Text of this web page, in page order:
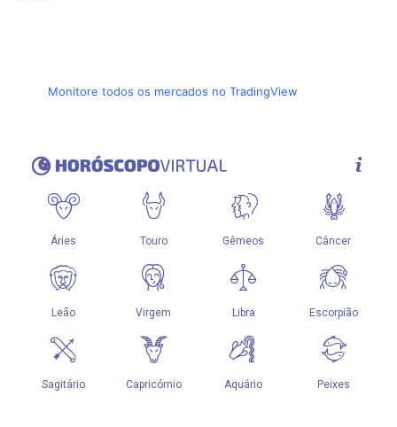
Monitore todos os mercados no TradingView